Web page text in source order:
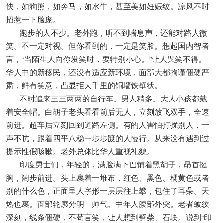
快，如狗熊，如奔马，如水牛，甚至美如妊娠纹。凉风不时
招惹一下脸庞。
跑步的人不少。老外跑，听不到喘息声，还能对路人微
笑。不一定对视。但你看到的，一定是笑脸。想起国内智者
言，“当陌生人向你发笑时，要特别小心。”让人哭笑不得。
华人中的新移民，还没有适应新环境，面部大都拘谨僵硬严
肃，鲜有笑意，凸显拒人千里的铜墙铁壁状。
不时追来三三两两的自行车。男人稍多。大人小孩都戴
着安全帽。白胡子老头看看前后无人，立刻放飞双手，全速
前进。超车后立刻回到道路左侧。有的人害怕打扰别人，一
声不吭，跟着四平八稳一步步踱的人慢行。从来没有遇到过
提示性假咳嗽。老外总体比华人重视礼貌。
印度男士们，年轻的，满脸满下巴铺着黑胡子，昂首挺
胸，阔步前进。头上裹着一堆布，红色、黑色、橘黄色或者
别的什么色，正面呈人字形一层层往上攀，包住了耳朵。天
热也裹。面部轮廓分明，帅气。中年人腹部外突。老者皱纹
深刻，线条僵硬，不苟言笑，让人想到劈柴、石块。说到“印